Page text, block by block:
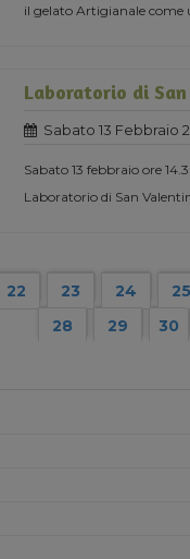
il gelato Artigianale come
Laboratorio di
Sabato 13 Febbraio
Sabato 13 febbraio ore
Laboratorio di San
22 23 24 25
28
29 30